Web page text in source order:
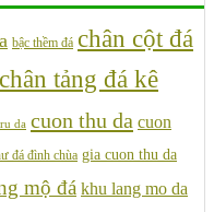
bậc thềm đá chân cột đá
chân tảng đá kê
da cuon thu da cuon
đá đình chùa gia cuon thu da
mộ đá khu lang mo da